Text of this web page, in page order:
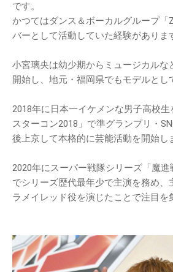
です。
かつてはダンス＆ボーカルグループ「
バーとして活動していた経験がありま
小宮璃央は幼少期からミュージカルな
開始し、地元・福岡県でもモデルとし
2018年に日本一イケメンな男子高校生
スターコン2018」で準グランプリ・
後上京して本格的に芸能活動を開始し
2020年にスーパー戦隊シリーズ「魔進
でシリーズ歴代最年少で主演を務め、
ラメイレッド役を演じたことで注目を